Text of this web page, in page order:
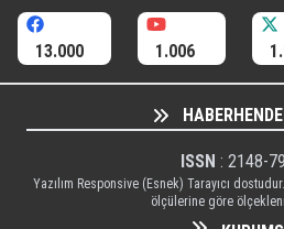
13.000 1.006
ISSN : 2148-
Yazılım Responsive (Esnek) Tarayıcı
ölçülerine göre